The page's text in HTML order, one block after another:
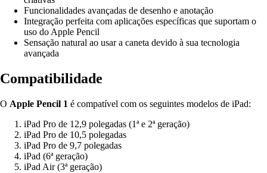
Funcionalidades avançadas de desenho e anotação
Integração perfeita com aplicações específicas que suportam o
uso do Apple Pencil
Sensação natural ao usar a caneta devido à sua tecnologia
avançada
Compatibilidade
O Apple Pencil 1 é compatível com os seguintes modelos de iPad:
iPad Pro de 12,9 polegadas (1ª e 2ª geração)
iPad Pro de 10,5 polegadas
iPad Pro de 9,7 polegadas
iPad (6ª geração)
iPad Air (3ª geração)